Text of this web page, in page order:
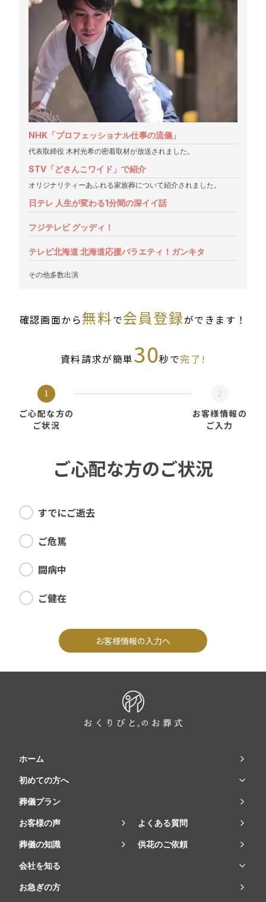
NHK「プロフェッショナル仕事の流儀」
代表取締役 木村光希の密着取材が放送されました。
STV「どさんこワイド」で紹介
オリジナリティーあふれる家族葬について紹介されました。
日テレ 人生が変わる1分間の深イイ話
フジテレビ グッディ！
テレビ北海道 北海道応援バラエティ！ガンキタ
その他多数出演
確認画面から無料で会員登録ができます！
資料請求が簡単30秒で完了!
1
ご心配な方の
ご状況
2
お客様情報の
ご入力
ご心配な方のご状況
すでにご逝去
ご危篤
闘病中
ご健在
お客様情報の入力へ
ホーム
初めての方へ
葬儀プラン
お客様の声 よくある質問
葬儀の知識 供花のご依頼
会社を知る
お急ぎの方